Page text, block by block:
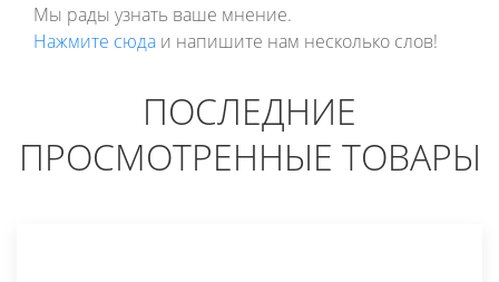
Мы рады узнать ваше мнение.
Нажмите сюда и напишите нам несколько слов!
ПОСЛЕДНИЕ
ПРОСМОТРЕННЫЕ ТОВАРЫ